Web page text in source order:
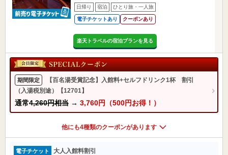
日帰り 宿泊 ひとり旅・一人旅
電子チケットあり クーポンあり
楽天トラベルの宿泊プランを見る
期間限定
【百名湯受賞記念】入館料+セルフドリンク1杯 割引
（入湯税別途）【12701】
通常4,260円相当 → 3,760円（500円お得！）
他にも4種類のクーポンがあります
電子チケット 大人入館料割引